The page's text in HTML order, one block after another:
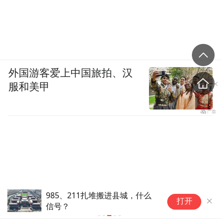
华东师范大学张中海教授：《活体光电化学分
析》
985、211扎堆搬进县城，什么
信号？
打开
外国游客爱上中国旅拍、汉
服和美甲